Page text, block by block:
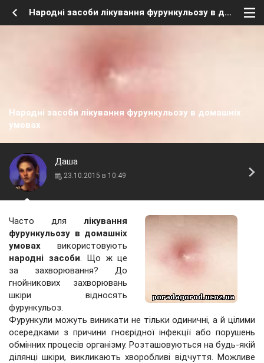
Народні засоби лікування фурункульозу в домашніх умовах
Народні засоби лікування фурункульозу в домашніх
умовах
Даша
23.10.2015 в 10:49
Часто для лікування
фурункульозу в домашніх
умовах використовують
народні засоби. Що ж це
за захворювання? До
гнойникових захворювань
шкіри відносять
фурункульоз.
Фурункули можуть виникати не тільки одиничні, а й цілими
осередками з причини гноєрідної інфекції або порушень
обмінних процесів організму. Розташовуються на будь-якій
ділянці шкіри, викликають хворобливі відчуття. Можливе